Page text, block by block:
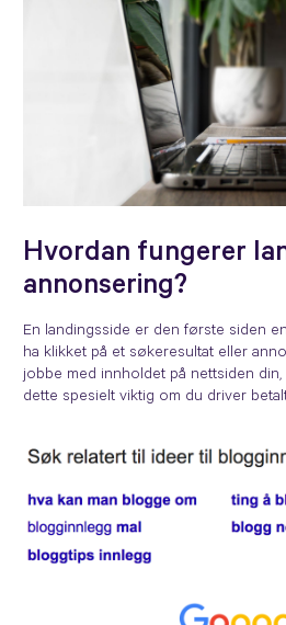
Hvordan fungerer
annonsering?
En landingsside er den første siden
ha klikket på et søkeresultat eller
jobbe med innholdet på nettsiden
dette spesielt viktig om du driver